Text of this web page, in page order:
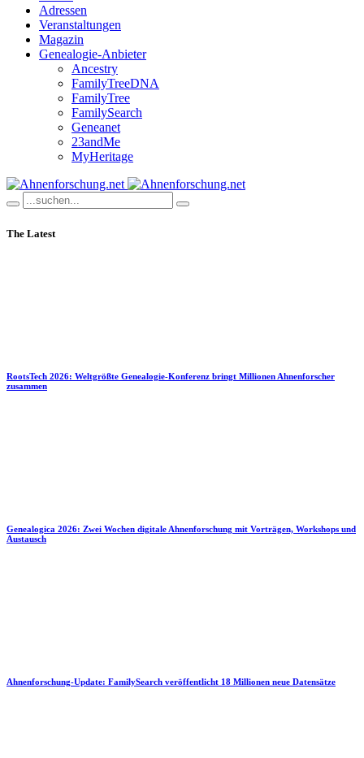
Adressen
Veranstaltungen
Magazin
Genealogie-Anbieter
Ancestry
FamilyTreeDNA
FamilyTree
FamilySearch
Geneanet
23andMe
MyHeritage
The Latest
RootsTech 2026: Weltgrößte Genealogie-Konferenz bringt Millionen Ahnenforscher
zusammen
Genealogica 2026: Zwei Wochen digitale Ahnenforschung mit Vorträgen, Workshops und
Austausch
Ahnenforschung-Update: FamilySearch veröffentlicht 18 Millionen neue Datensätze